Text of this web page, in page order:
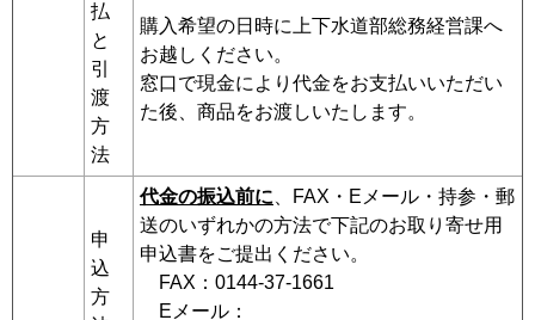
払
と
引
渡
方
法
購入希望の日時に上下水道部総務経営課へ
お越しください。
窓口で現金により代金をお支払いいただい
た後、商品をお渡しいたします。
申
込
方
代金の振込前に 、FAX・Eメール・持参・郵
送のいずれかの方法で下記のお取り寄せ用
申込書をご提出ください。
FAX：0144-37-1661
Eメール：